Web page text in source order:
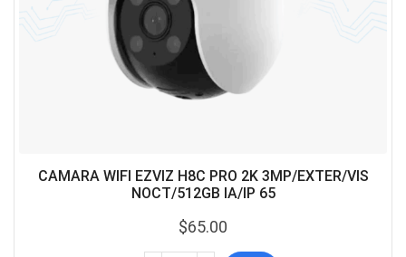
CAMARA WIFI EZVIZ H8C PRO 2K 3MP/EXTER/VIS
NOCT/512GB IA/IP 65
$65.00